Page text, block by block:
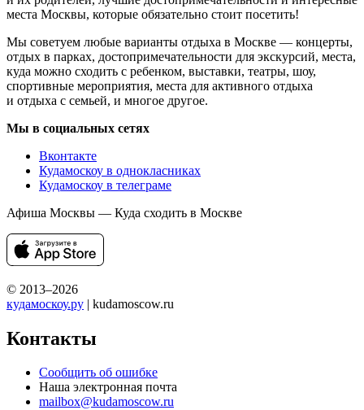
места Москвы, которые обязательно стоит посетить!
Мы советуем любые варианты отдыха в Москве — концерты,
отдых в парках, достопримечательности для экскурсий, места,
куда можно сходить с ребенком, выставки, театры, шоу,
спортивные мероприятия, места для активного отдыха
и отдыха с семьей, и многое другое.
Мы в социальных сетях
Вконтакте
Кудамоскоу в однокласниках
Кудамоскоу в телеграме
Афиша Москвы — Куда сходить в Москве
© 2013–2026
кудамоскоу.ру | kudamoscow.ru
Контакты
Сообщить об ошибке
Наша электронная почта
mailbox@kudamoscow.ru